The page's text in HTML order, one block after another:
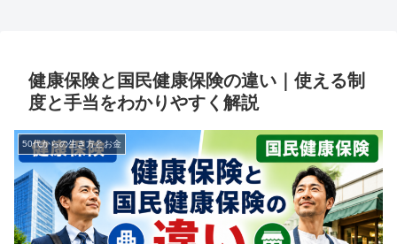
健康保険と国民健康保険の違い｜使える制
度と手当をわかりやすく解説
50代からの生き方とお金